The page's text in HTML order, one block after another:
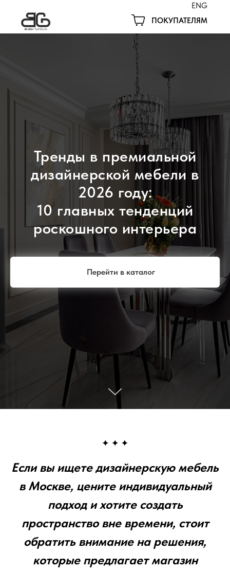
ПОКУПАТЕЛЯМ
ENG
Тренды в премиальной
дизайнерской мебели в
2026 году:
10 главных тенденций
роскошного интерьера
Перейти в каталог
Если вы ищете дизайнерскую мебель
в Москве, цените индивидуальный
подход и хотите создать
пространство вне времени, стоит
обратить внимание на решения,
которые предлагает магазин